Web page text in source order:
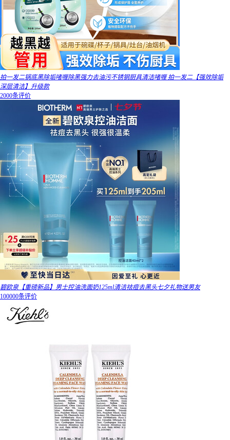
拍一发二锅底黑除垢啫喱除黑强力去油污不锈钢厨具清洁啫喱 拍一发二【强效除垢
深层清洁】升级款
2000条评价
碧欧泉【重磅新品】男士控油洗面奶125ml清洁祛痘去黑头七夕礼物送男友
100000条评价